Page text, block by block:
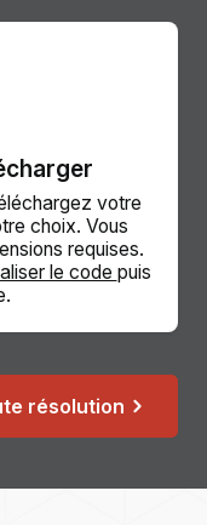
votre
choix. Vous
requises.
le code puis
résolution